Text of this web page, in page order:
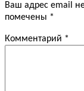
Ваш адрес email
помечены *
Комментарий *